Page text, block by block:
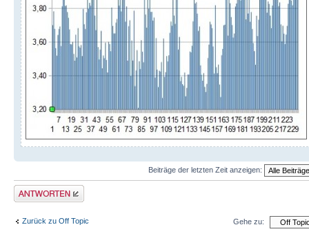
Beiträge der letzten Zeit anzeigen:
Antwort schreiben
Zurück zu Off Topic Gehe zu: